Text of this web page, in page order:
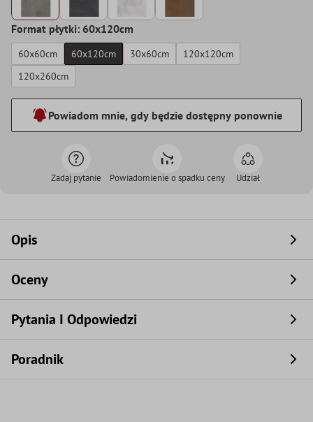
Format płytki: 60x120cm
60x60cm 60x120cm 30x60cm
120x120cm
120x260cm
Powiadom mnie, gdy będzie dostępny ponownie
Zadaj pytanie Powiadomienie o spadku ceny Udział
Opis
Oceny
Pytania I Odpowiedzi
Poradnik